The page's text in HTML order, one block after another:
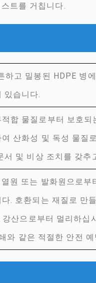
트를 거칩니다.
하고 밀봉된 HDPE 병
있습니다.
합 물질로부터 보호
산화성 및 독성 물질
서 및 비상 조치를 갖
원 또는 발화원으로
. 호환되는 재질로 만
산으로부터 멀리하
와 같은 적절한 안전